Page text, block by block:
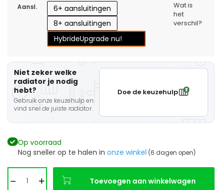
Aansl.
6+ aansluitingen
8+ aansluitingen
HybrideUpgrade nu!
Wat is
het
verschil?
Niet zeker welke
radiator je nodig
hebt?
Gebruik onze keuzehulp en
vind snel de juiste radiator.
Doe de keuzehulp
Op voorraad
Nog sneller op te halen in onze winkel (6 dagen open)
Toevoegen aan winkelwagen